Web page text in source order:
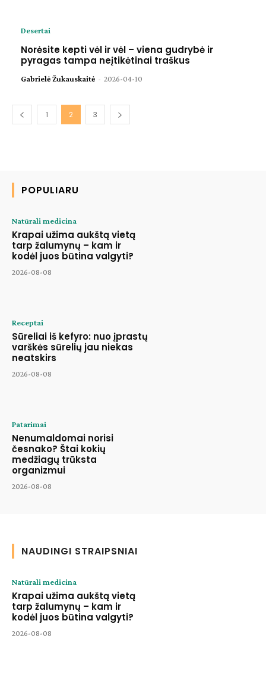
Desertai
Norėsite kepti vėl ir vėl – viena gudrybė ir
pyragas tampa neįtikėtinai traškus
Gabrielė Žukauskaitė - 2026-04-10
1 2 3
POPULIARU
Natūrali medicina
Krapai užima aukštą vietą
tarp žalumynų – kam ir
kodėl juos būtina valgyti?
2026-08-08
Receptai
Sūreliai iš kefyro: nuo įprastų
varškės sūrelių jau niekas
neatskirs
2026-08-08
Patarimai
Nenumaldomai norisi
česnako? Štai kokių
medžiagų trūksta
organizmui
2026-08-08
NAUDINGI STRAIPSNIAI
Natūrali medicina
Krapai užima aukštą vietą
tarp žalumynų – kam ir
kodėl juos būtina valgyti?
2026-08-08